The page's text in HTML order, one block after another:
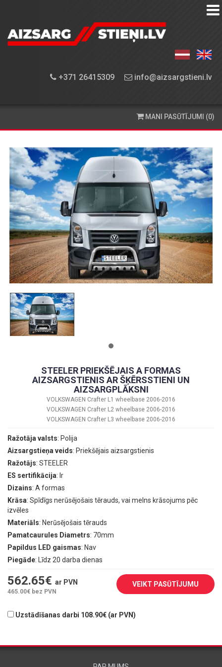
+371 26415309 info@aizsargstieni.lv
AIZSARGSTIEŅU
APRĪKOJUMA
PIEGĀDE
KONTAKTINFORMĀCIJA
MANI PASŪTĪJUMI (0)
STEELER PRIEKŠĒJAIS A FORMAS
AIZSARGSTIENIS AR ŠĶĒRSSTIENI UN
AIZSARGPLĀKSNI
VOLKSWAGEN Crafter L1 wheelbase 2006-2016
VOLKSWAGEN Crafter L2 wheelbase 2006-2016
VOLKSWAGEN Crafter L3 wheelbase 2006-2016
Ražotāja valsts: Polija
Aizsargstieņa veids: Priekšējais aizsargstienis
Ražotājs: STEELER
ES sertifikācija: Ir
Dizains: A formas
Krāsa: Spīdīgs nerūsējošais tērauds, vai melns krāsojums pēc
izvēles
Materiāls: Nerūsējošais tērauds
Pamatcaurules Diametrs: 70mm
Papildus LED gaismas: Nav
Piegāde: Līdz 20 darba dienas
562.65€ ar PVN
465.00€ bez PVN
VEIKT PASŪTĪJUMU
Uzstādīšanas darbi 108.90€ (ar PVN)